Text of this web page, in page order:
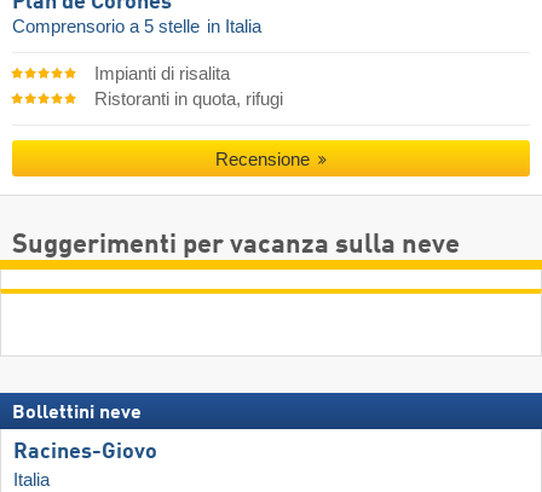
Comprensorio a 5 stelle in Italia
Impianti di risalita
Ristoranti in quota, rifugi
Recensione
Suggerimenti per vacanza sulla neve
Bollettini neve
Racines-Giovo
Italia